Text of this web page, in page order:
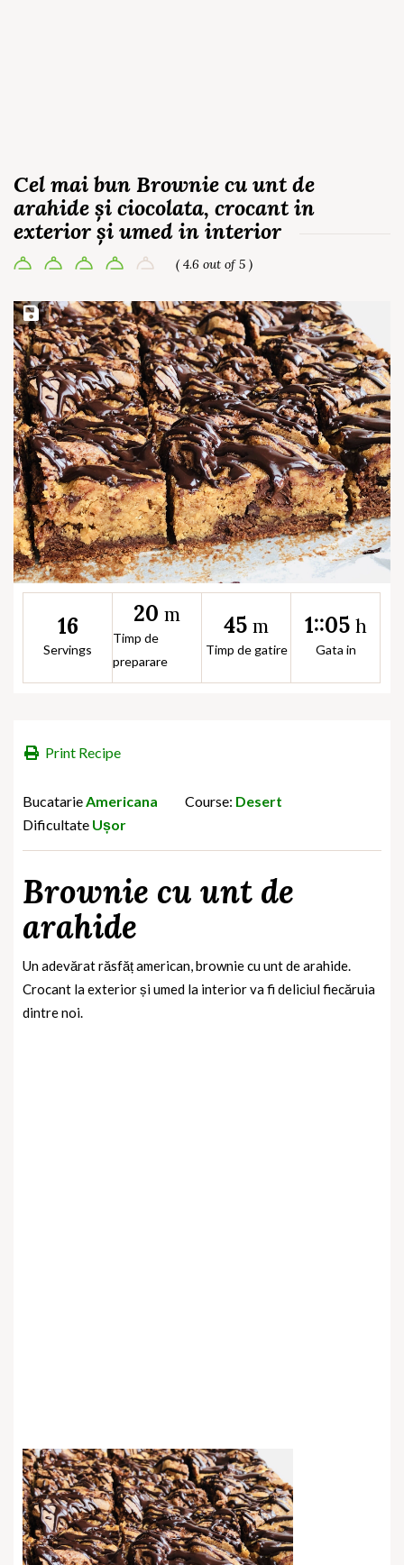
Cel mai bun Brownie cu unt de
arahide și ciocolata, crocant in
exterior și umed in interior
( 4.6 out of 5 )
Save Recipe
16
Servings
20 m
Timp de
preparare
45 m
Timp de gatire
1::05 h
Gata in
Print Recipe
BucatarieAmericana Course: Desert
Dificultate Ușor
Brownie cu unt de
arahide
Un adevărat răsfăț american, brownie cu unt de arahide.
Crocant la exterior și umed la interior va fi deliciul fiecăruia
dintre noi.